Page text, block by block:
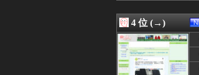
08/06 16:42
08/06 16:40
08/06 16:38
08/06 16:30
08/06 16:30
08/06 16:21
4 位 (→)